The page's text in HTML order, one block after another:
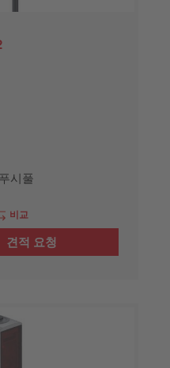
시풀
비교
견적 요청